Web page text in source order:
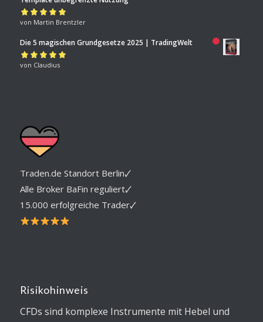
Bewertet mit5
von Martin Brentzler
Die 5 magischen Grundgesetze 2025 | TradingWelt
Bewertet mit
von Claudius
Traden.de Standort Berlin🗸
Alle Broker BaFin reguliert🗸
15.000 erfolgreiche Trader🗸
Risikohinweis
CFDs sind komplexe Instrumente mit Hebel und